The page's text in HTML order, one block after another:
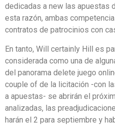
dedicadas a new las apuestas
esta razón, ambas
contratos de patrocinios con
En tanto, Will certainly Hill es
considerada como una de
del panorama delete juego
couple of de la licitación -con
a apuestas- se abrirán el
analizadas, las
harán el 2 para septiembre y